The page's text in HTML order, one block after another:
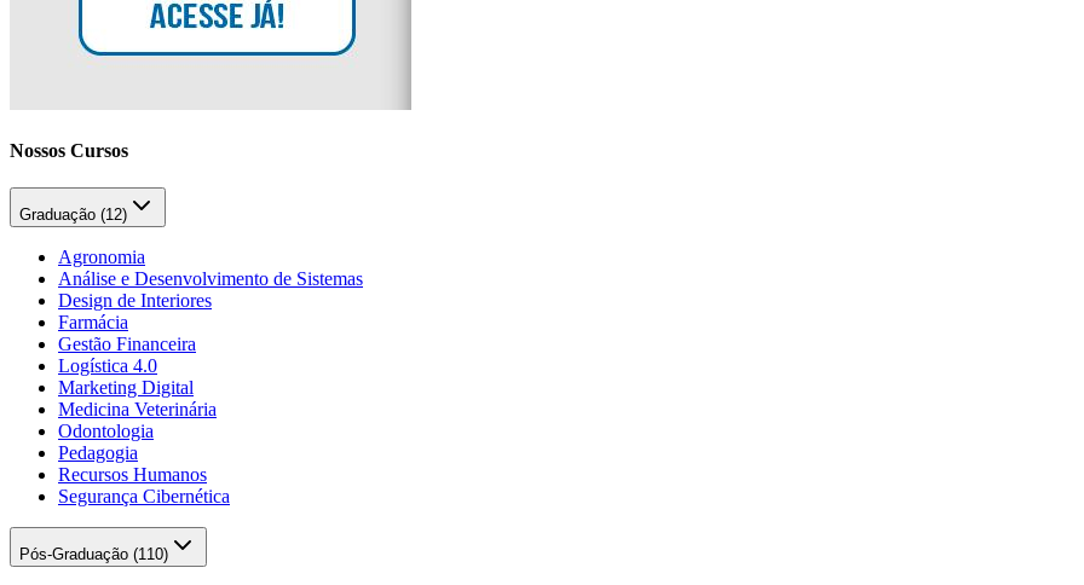
Nossos Cursos
Graduação (12)
Agronomia
Análise e Desenvolvimento de Sistemas
Design de Interiores
Farmácia
Gestão Financeira
Logística 4.0
Marketing Digital
Medicina Veterinária
Odontologia
Pedagogia
Recursos Humanos
Segurança Cibernética
Pós-Graduação (110)